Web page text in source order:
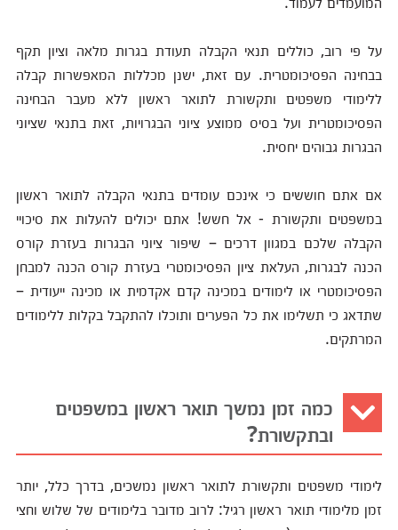
על פי רוב, כוללים תנאי הקבלה תעודת בגרות מלאה וציון תקף
בבחינה הפסיכומטרית. עם זאת, ישנן מכללות המאפשרות קבלה
ללימודי משפטים ותקשורת לתואר ראשון ללא מעבר הבחינה
הפסיכומטרית ועל בסיס ממוצע ציוני הבגרויות, זאת בתנאי שציוני
הבגרות גבוהים יחסית.
אם אתם חוששים כי אינכם עומדים בתנאי הקבלה לתואר ראשון
במשפטים ותקשורת - אל חשש! אתם יכולים להעלות את סיכויי
הקבלה שלכם במגוון דרכים – שיפור ציוני הבגרות בעזרת קורס
הכנה לבגרות, העלאת ציון הפסיכומטרי בעזרת קורס הכנה למבחן
הפסיכומטרי או לימודים במכינה קדם אקדמית או מכינה ייעודית –
שתדאג כי תשלימו את כל הפערים ותוכלו להתקבל בקלות ללימודים
המרתקים.
כמה זמן נמשך תואר ראשון במשפטים
ובתקשורת?
לימודי משפטים ותקשורת לתואר ראשון נמשכים, בדרך כלל, יותר
זמן מלימודי תואר ראשון רגיל: לרוב מדובר בלימודים של שלוש וחצי